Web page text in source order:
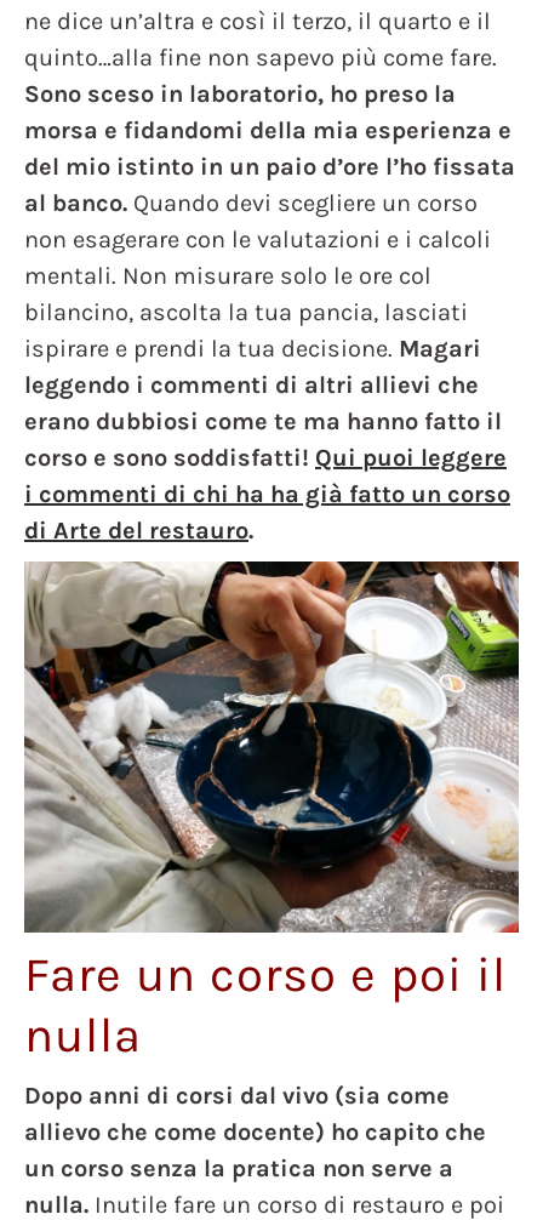
ne dice un’altra e così il terzo, il quarto e il
quinto…alla fine non sapevo più come fare.
Sono sceso in laboratorio, ho preso la
morsa e fidandomi della mia esperienza e
del mio istinto in un paio d’ore l’ho fissata
al banco. Quando devi scegliere un corso
non esagerare con le valutazioni e i calcoli
mentali. Non misurare solo le ore col
bilancino, ascolta la tua pancia, lasciati
ispirare e prendi la tua decisione. Magari
leggendo i commenti di altri allievi che
erano dubbiosi come te ma hanno fatto il
corso e sono soddisfatti! Qui puoi leggere
i commenti di chi ha ha già fatto un corso
di Arte del restauro.
Fare un corso e poi il
nulla
Dopo anni di corsi dal vivo (sia come
allievo che come docente) ho capito che
un corso senza la pratica non serve a
nulla. Inutile fare un corso di restauro e poi